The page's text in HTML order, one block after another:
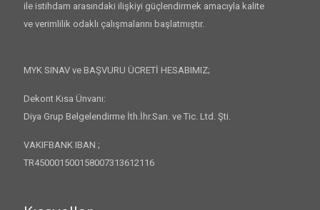
ile istihdam arasındaki ilişkiyi güçlendirmek amacıyla kalite
ve verimlilik odaklı çalışmalarını başlatmıştır.
MYK SINAV ve BAŞVURU ÜCRETİ HESABIMIZ;
Dekont Kısa Ünvanı:
Diya Grup Belgelendirme İth.İhr.San. ve Tic. Ltd. Şti.
VAKIFBANK IBAN ;
TR450001500158007313612116